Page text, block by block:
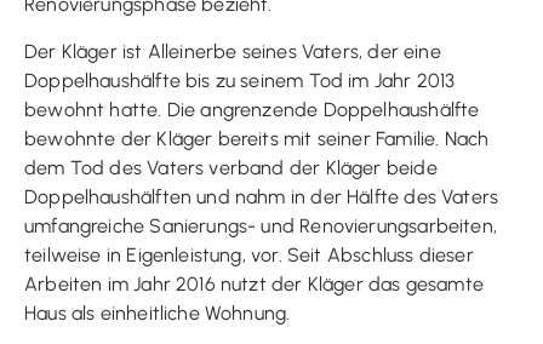
Der Kläger ist Alleinerbe seines Vaters, der eine
Doppelhaushälfte bis zu seinem Tod im Jahr 2013
bewohnt hatte. Die angrenzende Doppelhaushälfte
bewohnte der Kläger bereits mit seiner Familie. Nach
dem Tod des Vaters verband der Kläger beide
Doppelhaushälften und nahm in der Hälfte des Vaters
umfangreiche Sanierungs- und Renovierungsarbeiten,
teilweise in Eigenleistung, vor. Seit Abschluss dieser
Arbeiten im Jahr 2016 nutzt der Kläger das gesamte
Haus als einheitliche Wohnung.